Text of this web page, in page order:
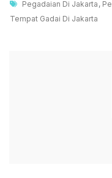
Tags
Pegadaian Di Jakarta ,
Tempat Gadai Di Jakarta